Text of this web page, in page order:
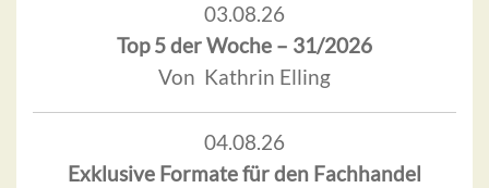
03.08.26
Top 5 der Woche – 31/2026
Von Kathrin Elling
04.08.26
Exklusive Formate für den Fachhandel